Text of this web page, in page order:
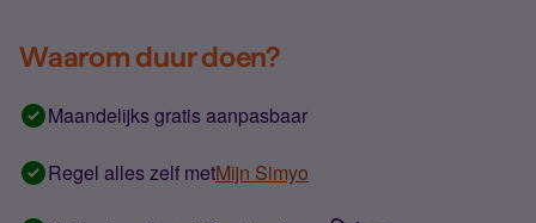
Waarom duur doen?
Maandelijks gratis aanpasbaar
Regel alles zelf metMijn Simyo